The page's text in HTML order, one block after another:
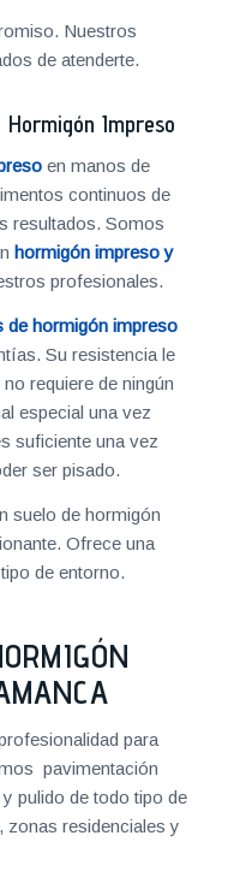
Nuestros
de atenderte.
Impreso
en manos de
continuos de
resultados. Somos
hormigón impreso y
profesionales.
de hormigón impreso
Su resistencia le
requiere de ningún
especial una vez
suficiente una vez
ser pisado.
suelo de hormigón
Ofrece una
de entorno.
para
pavimentación
pulido de todo tipo de
zonas residenciales y